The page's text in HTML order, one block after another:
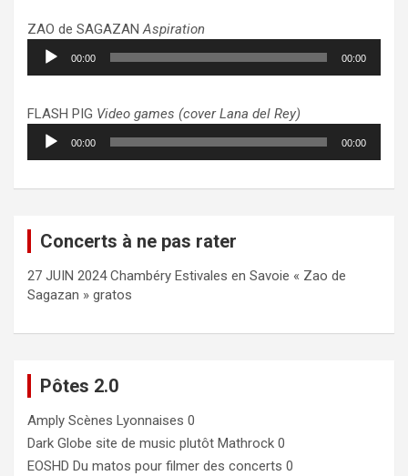
ZAO de SAGAZANAspiration
Lecteur
audio
00:00 00:00
FLASH PIG Video games (cover Lana del Rey)
Lecteur
audio
00:00 00:00
Concerts à ne pas rater
27 JUIN 2024 Chambéry Estivales en Savoie « Zao de
Sagazan » gratos
Pôtes 2.0
Amply Scènes Lyonnaises 0
Dark Globe site de music plutôt Mathrock 0
EOSHD Du matos pour filmer des concerts 0